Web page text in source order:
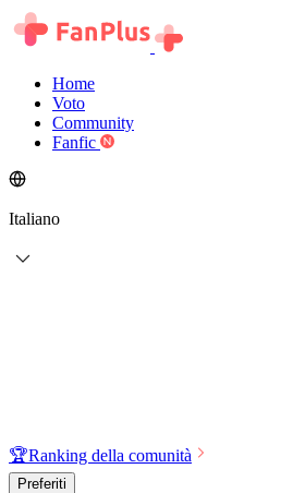
Home
Voto
Community
Fanfic
Italiano
🏆Ranking della comunità
Preferiti